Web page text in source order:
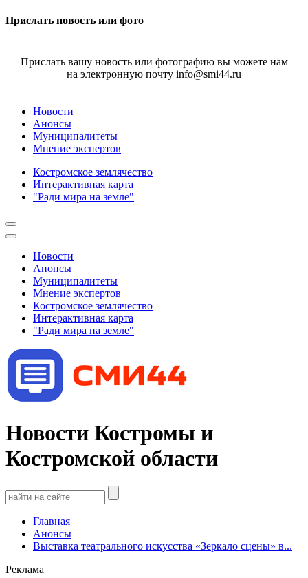
Прислать новость или фото
Прислать вашу новость или фотографию вы можете нам
на электронную почту info@smi44.ru
Новости
Анонсы
Муниципалитеты
Мнение экспертов
Костромское землячество
Интерактивная карта
"Ради мира на земле"
Новости
Анонсы
Муниципалитеты
Мнение экспертов
Костромское землячество
Интерактивная карта
"Ради мира на земле"
Новости Костромы и
Костромской области
Главная
Анонсы
Выставка театрального искусства «Зеркало сцены» в...
Реклама